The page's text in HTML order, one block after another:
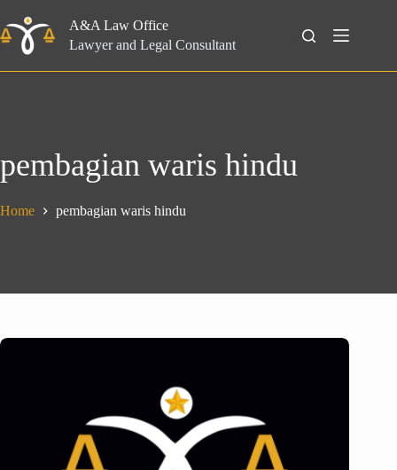
to
content
A&A Law Office
Lawyer and Legal Consultant
Search
pembagian waris hindu
Home pembagian waris hindu